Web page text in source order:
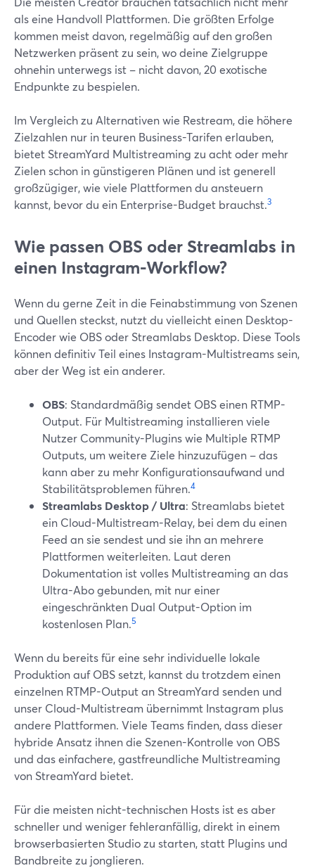
als eine Handvoll Plattformen. Die größten Erfolge
kommen meist davon, regelmäßig auf den großen
Netzwerken präsent zu sein, wo deine Zielgruppe
ohnehin unterwegs ist – nicht davon, 20 exotische
Endpunkte zu bespielen.
Im Vergleich zu Alternativen wie Restream, die höhere
Zielzahlen nur in teuren Business-Tarifen erlauben,
bietet StreamYard Multistreaming zu acht oder mehr
Zielen schon in günstigeren Plänen und ist generell
großzügiger, wie viele Plattformen du ansteuern
kannst, bevor du ein Enterprise-Budget brauchst.3
Wie passen OBS oder Streamlabs in
einen Instagram-Workflow?
Wenn du gerne Zeit in die Feinabstimmung von Szenen
und Quellen steckst, nutzt du vielleicht einen Desktop-
Encoder wie OBS oder Streamlabs Desktop. Diese Tools
können definitiv Teil eines Instagram-Multistreams sein,
aber der Weg ist ein anderer.
OBS: Standardmäßig sendet OBS einen RTMP-
Output. Für Multistreaming installieren viele
Nutzer Community-Plugins wie Multiple RTMP
Outputs, um weitere Ziele hinzuzufügen – das
kann aber zu mehr Konfigurationsaufwand und
Stabilitätsproblemen führen.4
Streamlabs Desktop / Ultra: Streamlabs bietet
ein Cloud-Multistream-Relay, bei dem du einen
Feed an sie sendest und sie ihn an mehrere
Plattformen weiterleiten. Laut deren
Dokumentation ist volles Multistreaming an das
Ultra-Abo gebunden, mit nur einer
eingeschränkten Dual Output-Option im
kostenlosen Plan.5
Wenn du bereits für eine sehr individuelle lokale
Produktion auf OBS setzt, kannst du trotzdem einen
einzelnen RTMP-Output an StreamYard senden und
unser Cloud-Multistream übernimmt Instagram plus
andere Plattformen. Viele Teams finden, dass dieser
hybride Ansatz ihnen die Szenen-Kontrolle von OBS
und das einfachere, gastfreundliche Multistreaming
von StreamYard bietet.
Für die meisten nicht-technischen Hosts ist es aber
schneller und weniger fehleranfällig, direkt in einem
browserbasierten Studio zu starten, statt Plugins und
Bandbreite zu jonglieren.